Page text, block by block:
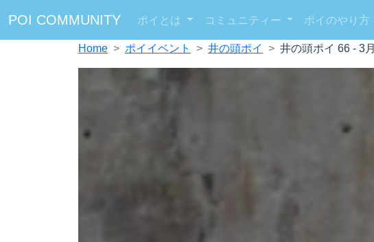
POI COMMUNITY ポイとは コミュニティー ポイのやり方
Home ポイイベント 井の頭ポイ 井の頭ポイ 66 - 3月